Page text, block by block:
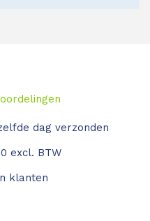
dag verzonden
excl. BTW
klanten